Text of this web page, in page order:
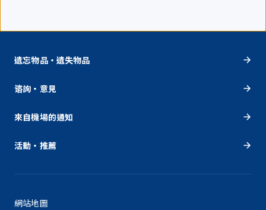
遺忘物品・遺失物品
谘詢・意見
來自機場的通知
活動・推薦
網站地圖